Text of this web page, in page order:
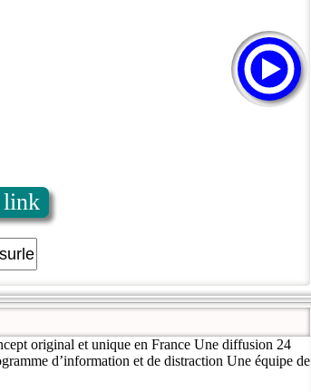
original et unique en France Une diffusion 24
d’information et de distraction Une équipe de